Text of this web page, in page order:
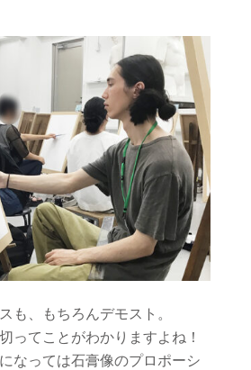
も、もちろんデモスト。
ってことがわかりますよね！
なっては石膏像のプロポーシ